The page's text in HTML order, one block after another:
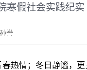
假社会实践纪实
誉
热情；冬日静谧，